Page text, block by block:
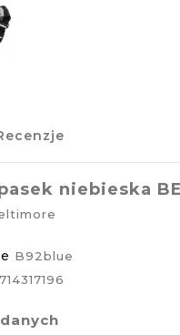
niebieska
B92blue